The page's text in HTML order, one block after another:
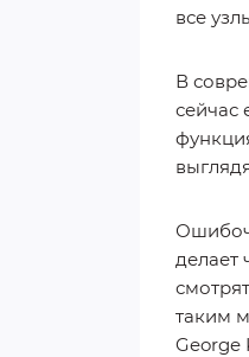
все
В
сейчас
делает
таким
George